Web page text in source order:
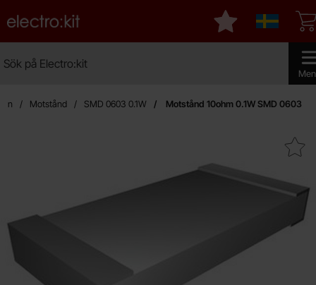
Startsidan för Electro:kit
Sverige
Mina favoriter
Motstånd SMD 0603 0.1W Motstånd 10ohm 0.1W SMD 0603
Makera motstånd 10ohm